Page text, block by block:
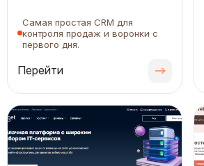
Самая простая CRM для
контроля продаж и воронки с
первого дня.
Перейти